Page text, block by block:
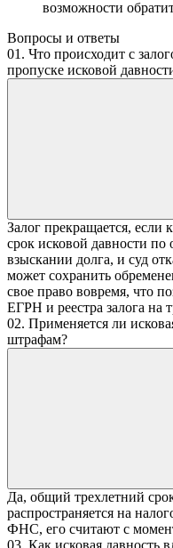
возможности
Вопросы и ответы
01. Что происходит с
пропуске исковой
Залог прекращается, если
срок исковой давности
взыскании долга, и суд
может сохранить
свое право вовремя, что
ЕГРН и реестра залога на
02. Применяется ли
штрафам?
Да, общий трехлетний
распространяется на
ФНС, его считают с
03. Как исковая давность